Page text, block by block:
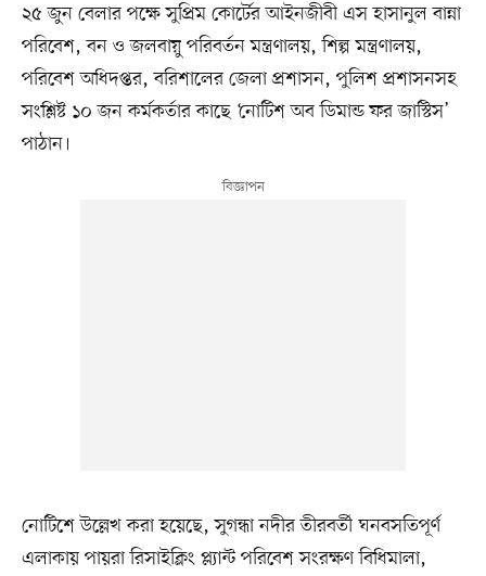
২৫ জুন বেলার পক্ষে সুপ্রিম কোর্টের আইনজীবী এস হাসানুল বান্না
পরিবেশ, বন ও জলবায়ু পরিবর্তন মন্ত্রণালয়, শিল্প মন্ত্রণালয়,
পরিবেশ অধিদপ্তর, বরিশালের জেলা প্রশাসন, পুলিশ প্রশাসনসহ
সংশ্লিষ্ট ১০ জন কর্মকর্তার কাছে ‘নোটিশ অব ডিমান্ড ফর জাস্টিস’
পাঠান।
নোটিশে উল্লেখ করা হয়েছে, সুগন্ধা নদীর তীরবর্তী ঘনবসতিপূর্ণ
এলাকায় পায়রা রিসাইক্লিং প্ল্যান্ট পরিবেশ সংরক্ষণ বিধিমালা,